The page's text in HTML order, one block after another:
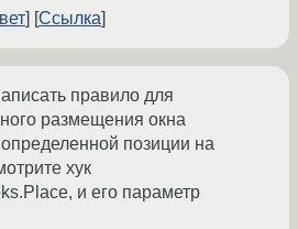
Ссылка
правило для
размещения окна
позиции на
хук
и его параметр